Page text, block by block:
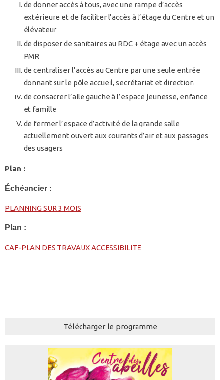
de donner accès à tous, avec une rampe d’accès
extérieure et de faciliter l’accès à l’étage du Centre et un
élévateur
de disposer de sanitaires au RDC + étage avec un accès
PMR
de centraliser l’accès au Centre par une seule entrée
donnant sur le pôle accueil, secrétariat et direction
de consacrer l’aile gauche à l’espace jeunesse, enfance
et famille
de fermer l’espace d’activité de la grande salle
actuellement ouvert aux courants d’air et aux passages
des usagers
Plan :
Échéancier :
PLANNING SUR 3 MOIS
Plan :
CAF-PLAN DES TRAVAUX ACCESSIBILITE
Télécharger le programme